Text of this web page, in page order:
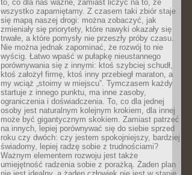
to, co dla nas ważne, zamiast liczyć na to, że
wszystko zapamiętamy. Z czasem taki zbiór staje
się mapą naszej drogi: można zobaczyć, jak
zmieniały się priorytety, które nawyki okazały się
trwałe, a które pomysły nie przeszły próby czasu.
Nie można jednak zapominać, że rozwój to nie
wyścig. Łatwo wpaść w pułapkę nieustannego
porównywania się z innymi: ktoś szybciej schudł,
ktoś założył firmę, ktoś inny przebiegł maraton, a
my wciąż „stoimy w miejscu”. Tymczasem każdy
startuje z innego punktu, ma inne zasoby,
ograniczenia i doświadczenia. To, co dla jednej
osoby jest naturalnym kolejnym krokiem, dla innej
może być gigantycznym skokiem. Zamiast patrzeć
na innych, lepiej porównywać się do siebie sprzed
roku czy dwóch: czy jestem spokojniejszy, bardziej
świadomy, lepiej radzę sobie z trudnościami?
Ważnym elementem rozwoju jest także
umiejętność radzenia sobie z porażką. Żaden plan